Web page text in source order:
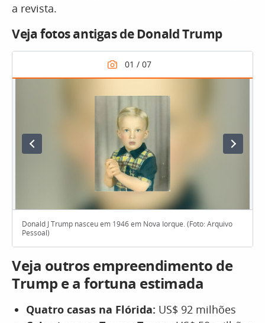
a revista.
Veja fotos antigas de Donald Trump
Donald J Trump nasceu em 1946 em Nova Iorque. (Foto: Arquivo
Pessoal)
Veja outros empreendimento de
Trump e a fortuna estimada
Quatro casas na Flórida: US$ 92 milhões